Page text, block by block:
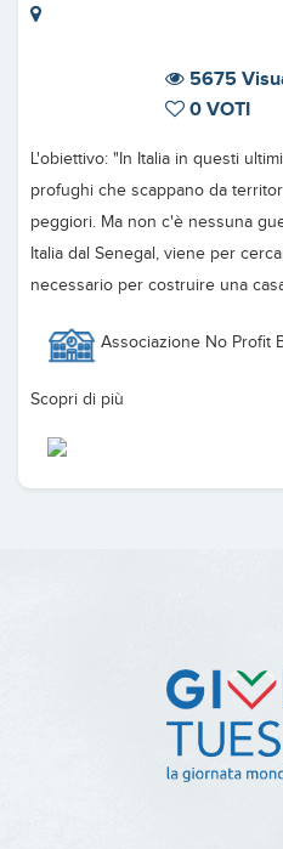
5675
0 VOTI
L'obiettivo: "In Italia in questi
profughi che scappano da
peggiori. Ma non c'è nessuna
Italia dal Senegal, viene per
necessario per costruire una
Associazione No Profit
Scopri di più